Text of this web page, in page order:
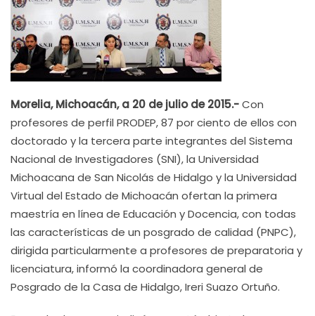
Morelia, Michoacán, a 20 de julio de 2015.-Con
profesores de perfil PRODEP, 87 por ciento de ellos con
doctorado y la tercera parte integrantes del Sistema
Nacional de Investigadores (SNI), la Universidad
Michoacana de San Nicolás de Hidalgo y la Universidad
Virtual del Estado de Michoacán ofertan la primera
maestría en línea de Educación y Docencia, con todas
las características de un posgrado de calidad (PNPC),
dirigida particularmente a profesores de preparatoria y
licenciatura, informó la coordinadora general de
Posgrado de la Casa de Hidalgo, Ireri Suazo Ortuño.